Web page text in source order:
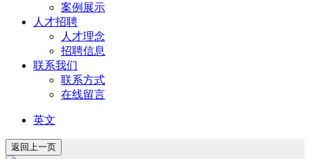
案例展示
人才招聘
人才理念
招聘信息
联系我们
联系方式
在线留言
英文